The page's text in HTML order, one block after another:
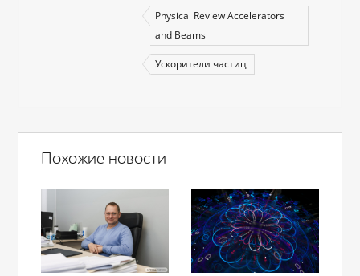
Physical Review Accelerators
and Beams
Ускорители частиц
Похожие новости